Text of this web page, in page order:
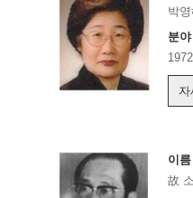
박
분야
이름
故